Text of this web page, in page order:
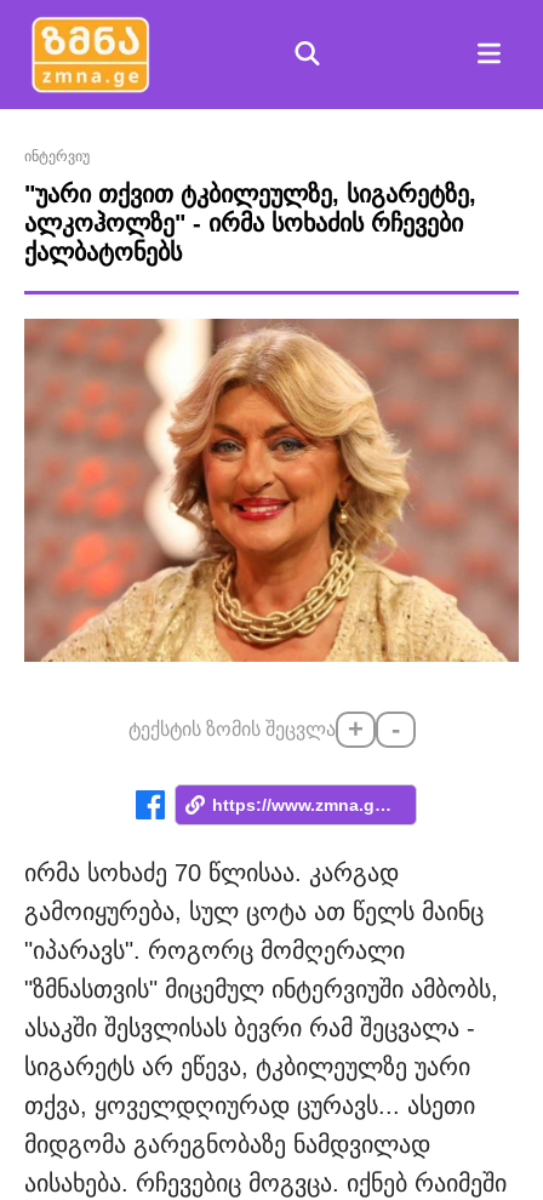
ინტერვიუ
"უარი თქვით ტკბილეულზე, სიგარეტზე,
ალკოჰოლზე" - ირმა სოხაძის რჩევები
ქალბატონებს
ტექსტის ზომის შეცვლა + -
https://www.zmna.ge/news/uari-tkvit-tkbi...
ირმა სოხაძე 70 წლისაა. კარგად
გამოიყურება, სულ ცოტა ათ წელს მაინც
"იპარავს". როგორც მომღერალი
"ზმნასთვის" მიცემულ ინტერვიუში ამბობს,
ასაკში შესვლისას ბევრი რამ შეცვალა -
სიგარეტს არ ეწევა, ტკბილეულზე უარი
თქვა, ყოველდღიურად ცურავს... ასეთი
მიდგომა გარეგნობაზე ნამდვილად
აისახება. რჩევებიც მოგვცა. იქნებ რაიმეში